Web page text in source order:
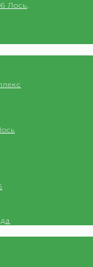
Лось,